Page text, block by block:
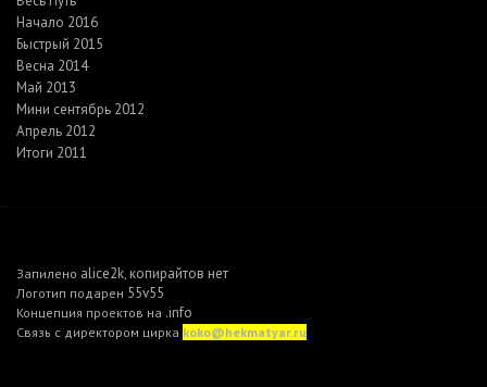
Начало 2016
Быстрый 2015
Весна 2014
Май 2013
Мини сентябрь 2012
Апрель 2012
Итоги 2011
Запилено alice2k, копирайтов нет
Логотип подарен 55v55
Концепция проектов на .info
Связь с директором цирка koko@hekmatyar.ru